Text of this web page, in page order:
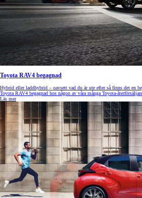
Toyota RAV4 begagnad
Hybrid eller laddhybrid – oavsett vad du är ute efter så finns det en
Toyota RAV4 begagnad hos någon av våra många Toyota-återförsäljare.
Läs mer